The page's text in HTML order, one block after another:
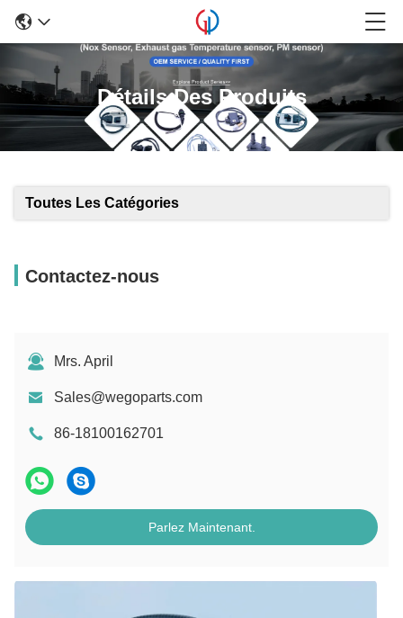
Détails Des Produits
Toutes Les Catégories
Contactez-nous
Mrs. April
Sales@wegoparts.com
86-18100162701
Parlez Maintenant.